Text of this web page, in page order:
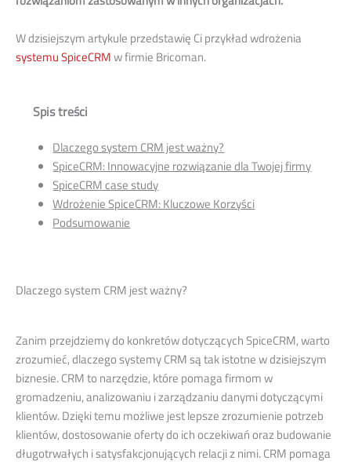
W dzisiejszym artykule przedstawię Ci przykład wdrożenia
systemu SpiceCRMw firmie Bricoman.
Spis treści
Dlaczego system CRM jest ważny?
SpiceCRM: Innowacyjne rozwiązanie dla Twojej firmy
SpiceCRM case study
Wdrożenie SpiceCRM: Kluczowe Korzyści
Podsumowanie
Dlaczego system CRM jest ważny?
Zanim przejdziemy do konkretów dotyczących SpiceCRM, warto
zrozumieć, dlaczego systemy CRM są tak istotne w dzisiejszym
biznesie. CRM to narzędzie, które pomaga firmom w
gromadzeniu, analizowaniu i zarządzaniu danymi dotyczącymi
klientów. Dzięki temu możliwe jest lepsze zrozumienie potrzeb
klientów, dostosowanie oferty do ich oczekiwań oraz budowanie
długotrwałych i satysfakcjonujących relacji z nimi. CRM pomaga